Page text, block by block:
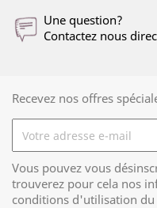
Une question?
Contactez nous
Recevez nos offres
Vous pouvez vous
trouverez pour cela nos
conditions d'utilisation du